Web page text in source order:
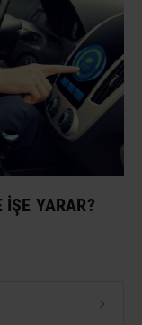
İŞE YARAR?